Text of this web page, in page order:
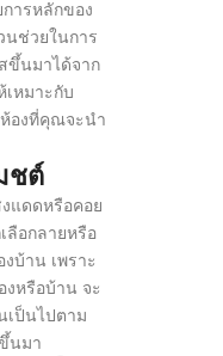
ารหลักของ
นช่วยในการ
ขึ้นมาได้จาก
เหมาะกับ
องที่คุณจะนำ
ชต์
แดดหรือคอย
ลือกลายหรือ
บ้าน เพราะ
งหรือบ้าน จะ
เป็นไปตาม
นมา